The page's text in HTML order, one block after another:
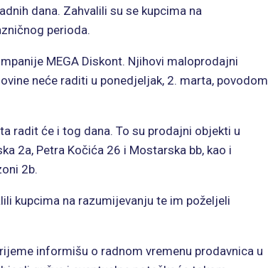
dana. Zahvalili su se kupcima na
perioda.
MEGA Diskont. Njihovi maloprodajni
neće raditi u ponedjeljak, 2. marta, povodom
radit će i tog dana. To su prodajni objekti u
2a, Petra Kočića 26 i Mostarska bb, kao i
2b.
kupcima na razumijevanju te im poželjeli
informišu o radnom vremenu prodavnica u